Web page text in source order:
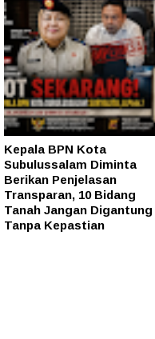
Kepala BPN Kota
Subulussalam Diminta
Berikan Penjelasan
Transparan, 10 Bidang
Tanah Jangan Digantung
Tanpa Kepastian